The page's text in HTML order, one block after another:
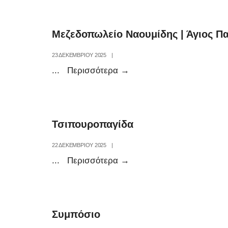
Μεζεδοπωλείο Ναουμίδης | Άγιος
23 ΔΕΚΕΜΒΡΊΟΥ 2025 |
... Περισσότερα →
Παντελεήμονας
Τσιπουρoπαγίδα
22 ΔΕΚΕΜΒΡΊΟΥ 2025 |
... Περισσότερα →
Συμπόσιο